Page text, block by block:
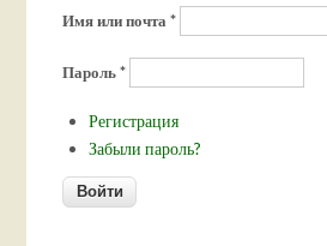
Имя или почта*
Пароль*
Регистрация
Забыли пароль?